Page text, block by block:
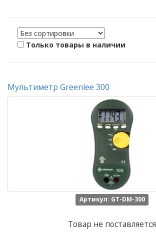
Только товары в наличии
Мультиметр Greenlee 300
Артикул: GT-DM-300
Товар не поставляется